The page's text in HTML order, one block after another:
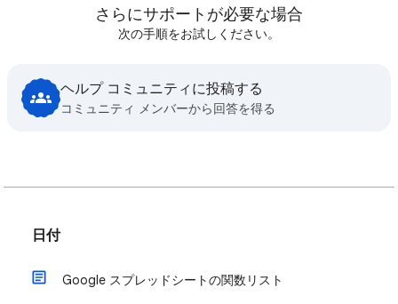
さらにサポートが必要な場合
次の手順をお試しください。
ヘルプ コミュニティに投稿する
コミュニティ メンバーから回答を得る
日付
Google スプレッドシートの関数リスト